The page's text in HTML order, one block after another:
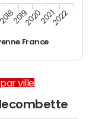
France
2019202020212022
ville